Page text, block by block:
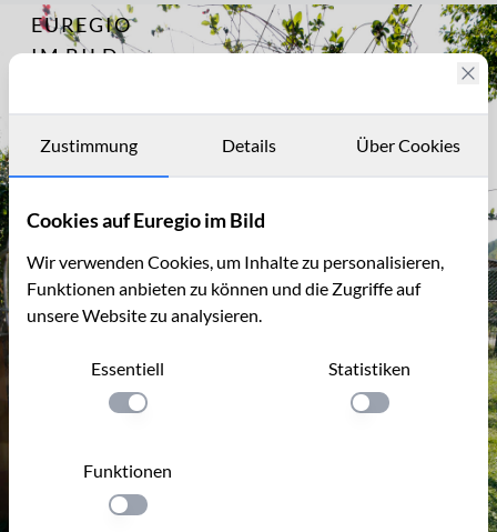
EUREGIO
IM BILD
Archiv
Kontakt
Archiv 14850
Zustimmung Details Über Cookies
Cookies auf Euregio im Bild
Wir verwenden Cookies, um Inhalte zu personalisieren,
Funktionen anbieten zu können und die Zugriffe auf
unsere Website zu analysieren.
Essentiell
Einstellung anwenden
Statistiken
Einstellung
Funktionen
Einstellung anwenden